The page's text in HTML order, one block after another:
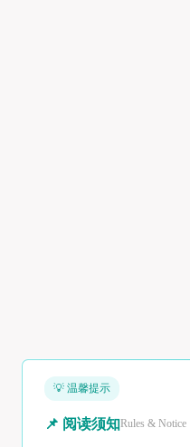
💡 温馨提示
📌 阅读须知Rules & Notice